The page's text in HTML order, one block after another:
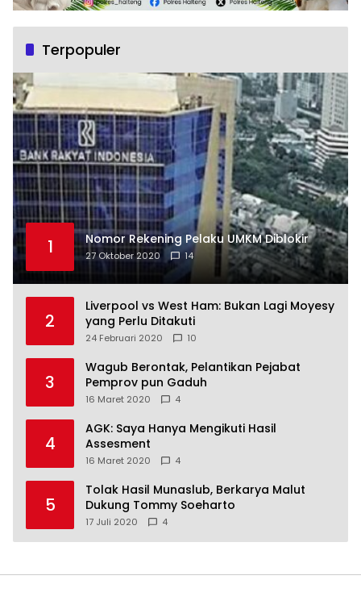
Terpopuler
1 Nomor Rekening Pelaku UMKM Diblokir
27 Oktober 2020 14
2
Liverpool vs West Ham: Bukan Lagi Moyesy
yang Perlu Ditakuti
24 Februari 2020 10
3
Wagub Berontak, Pelantikan Pejabat
Pemprov pun Gaduh
16 Maret 2020 4
4
AGK: Saya Hanya Mengikuti Hasil
Assesment
16 Maret 2020 4
5
Tolak Hasil Munaslub, Berkarya Malut
Dukung Tommy Soeharto
17 Juli 2020 4